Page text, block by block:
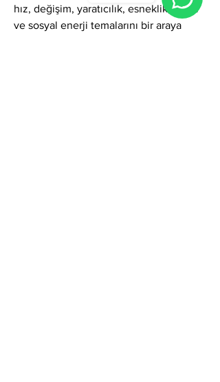
hız, değişim, yaratıcılık, esneklik, sezgi
ve sosyal enerji temalarını bir araya